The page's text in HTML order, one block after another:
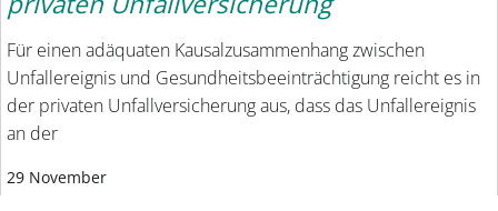
Für einen adäquaten Kausalzusammenhang zwischen
Unfallereignis und Gesundheitsbeeinträchtigung reicht es in
der privaten Unfallversicherung aus, dass das Unfallereignis
an der
29 November